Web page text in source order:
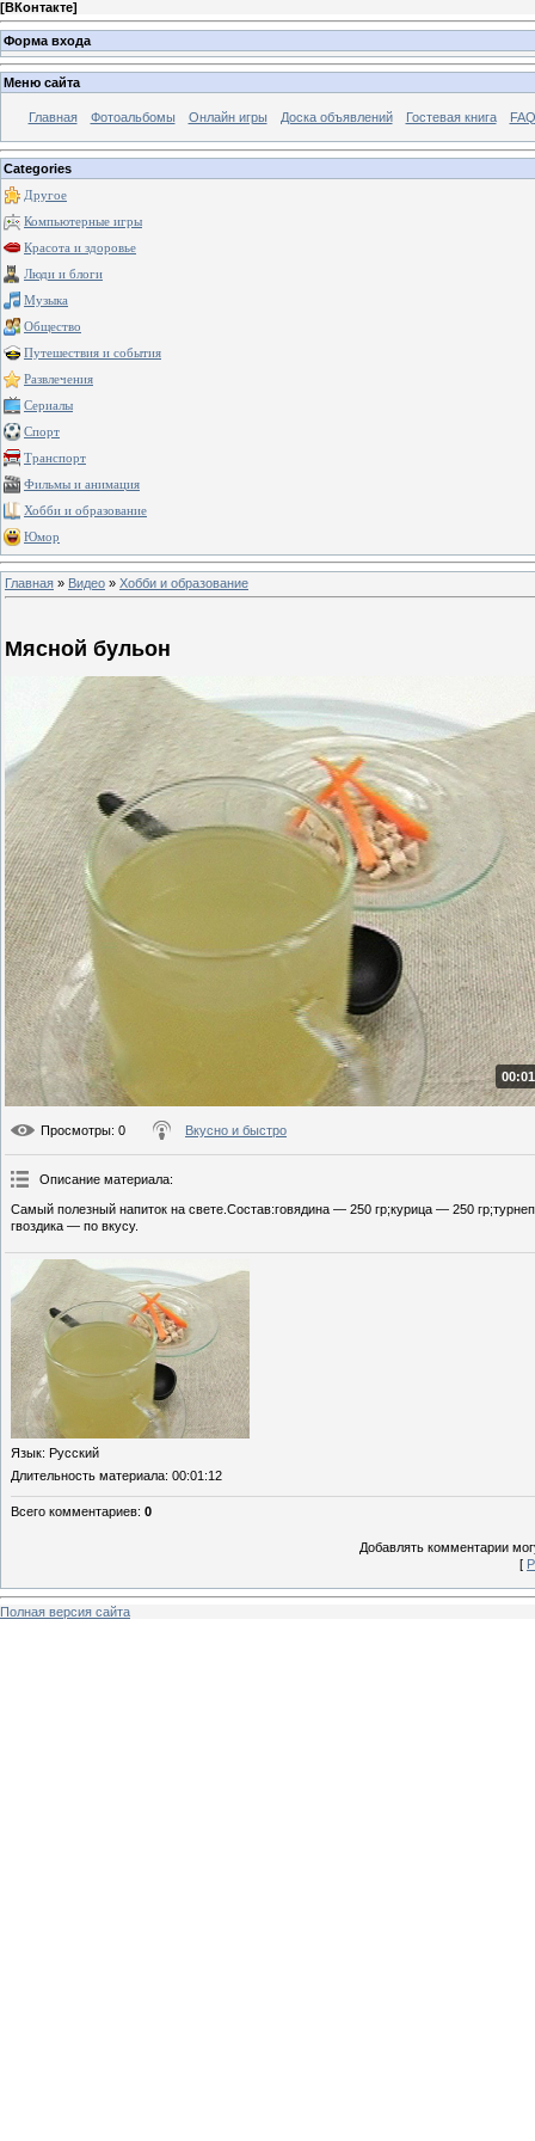
[ВКонтакте]
Форма входа
Меню сайта
Главная Фотоальбомы Онлайн игры Доска объявлений Гостевая книга
Categories
Другое
Компьютерные игры
Красота и здоровье
Люди и блоги
Музыка
Общество
Путешествия и события
Развлечения
Сериалы
Спорт
Транспорт
Фильмы и анимация
Хобби и образование
Юмор
Главная » Видео » Хобби и образование
Мясной бульон
Просмотры: 0 Вкусно и быстро
Описание материала:
Самый полезный напиток на свете.Состав:говядина — 250 гр;курица — 250
гвоздика — по вкусу.
Язык: Русский
Длительность материала: 00:01:12
Всего комментариев: 0
Добавлять комментарии
[
Полная версия сайта